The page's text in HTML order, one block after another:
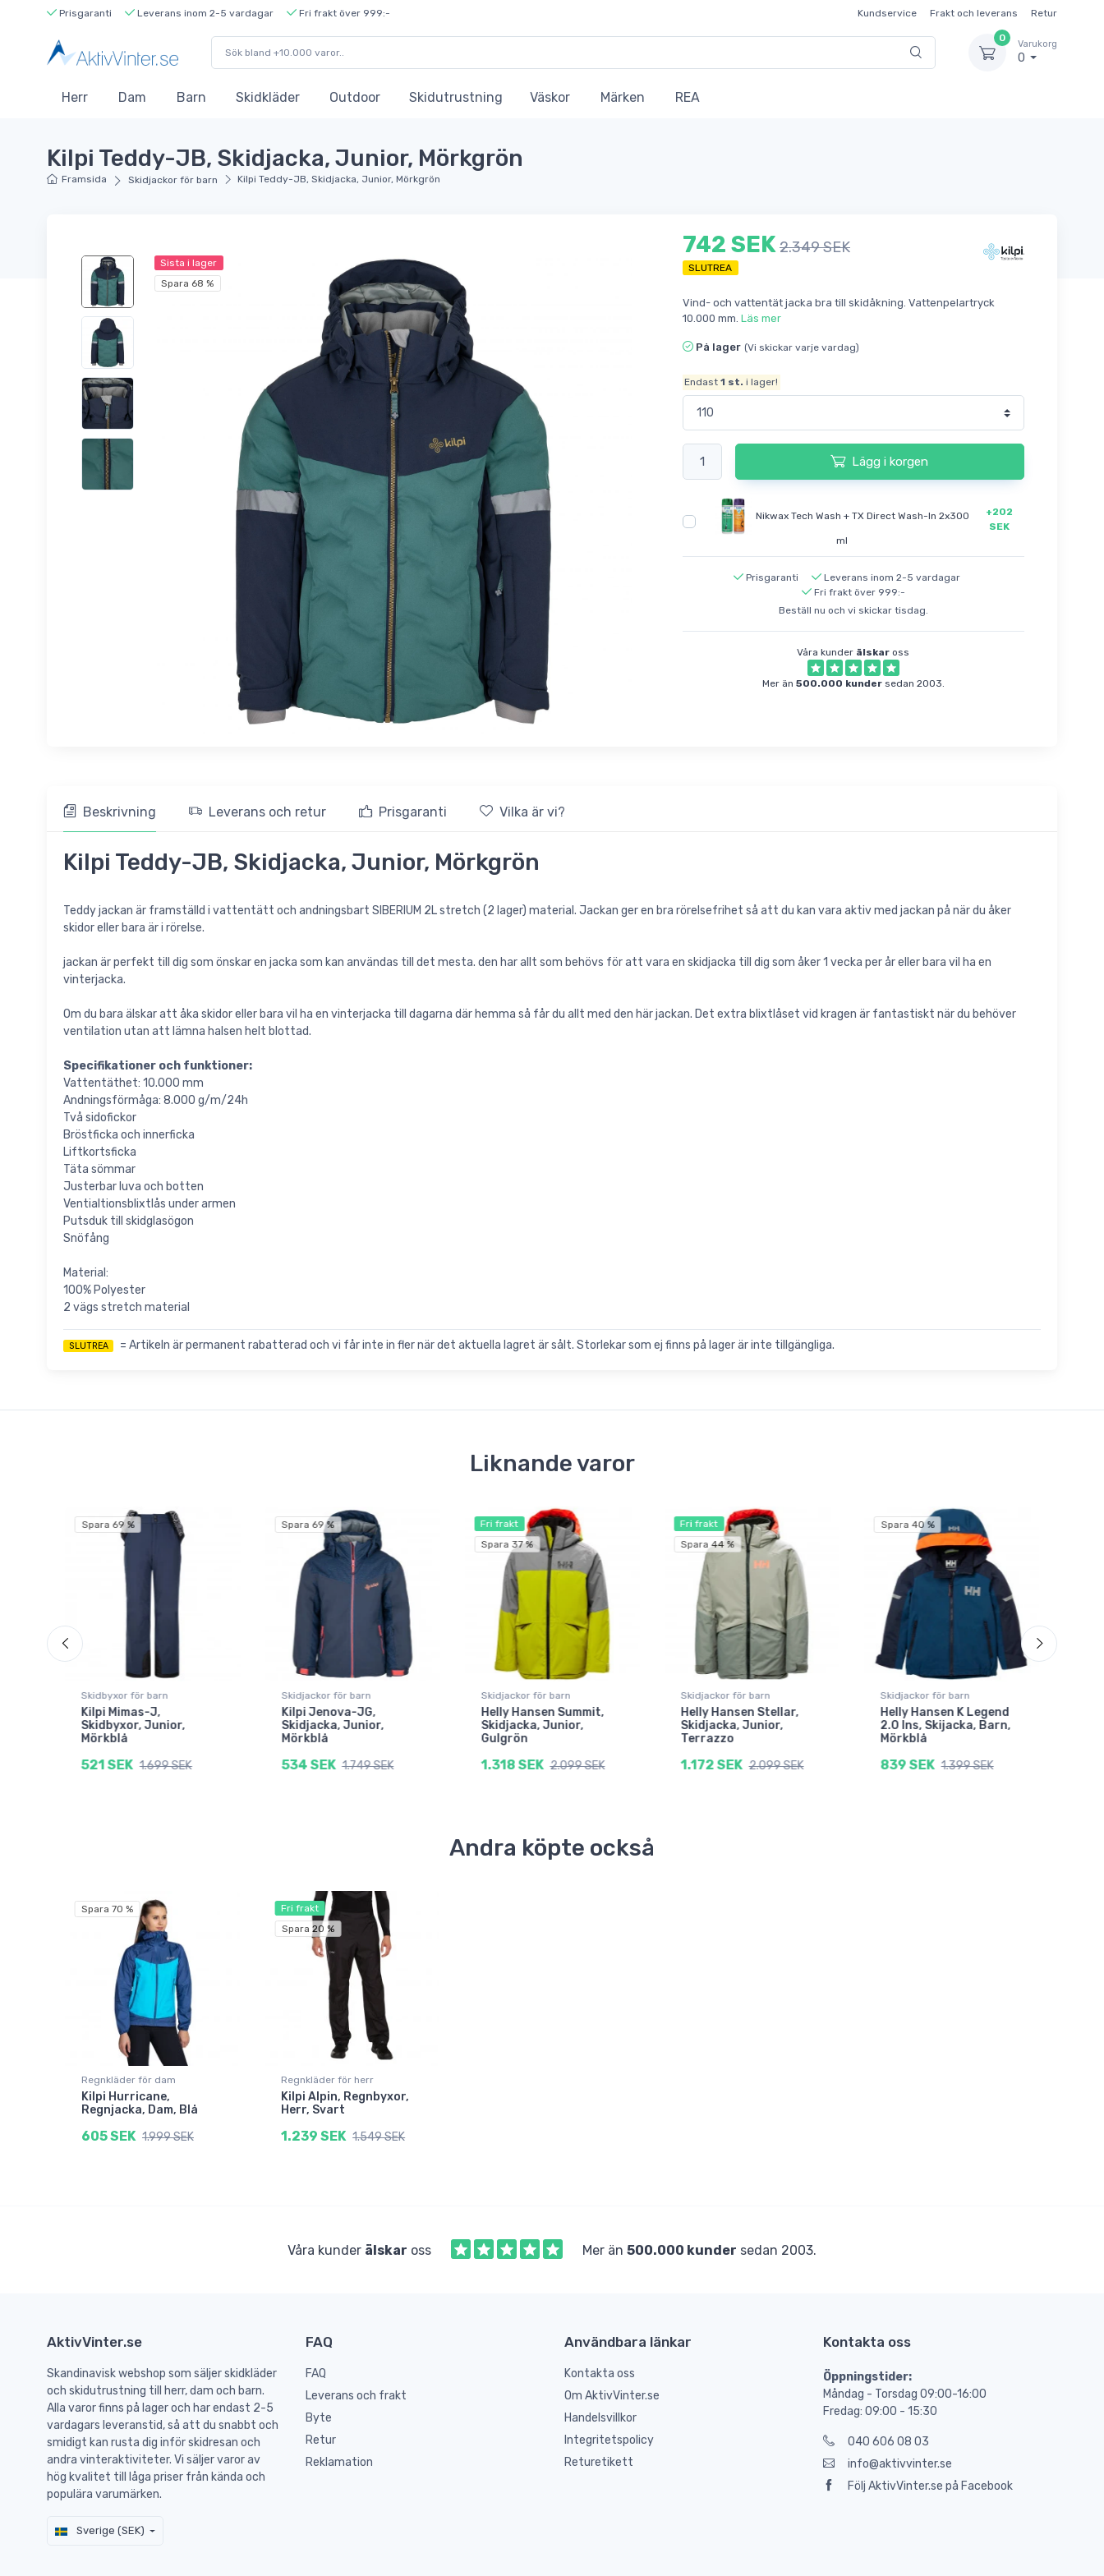
Prisgaranti Leverans inom 2-5 vardagar Fri frakt över 999:- Kundservice Frakt och leverans Retur
0
Varukorg
0
Herr Dam Barn Skidkläder Outdoor Skidutrustning Väskor Märken REA
Kilpi Teddy-JB, Skidjacka, Junior, Mörkgrön
Framsida Skidjackor för barn Kilpi Teddy-JB, Skidjacka, Junior, Mörkgrön
Sista i lager
Spara 68 %
742 SEK 2.349 SEK
SLUTREA
Vind- och vattentät jacka bra till skidåkning. Vattenpelartryck
10.000 mm. Läs mer
På lager (Vi skickar varje vardag)
Endast1 st. i lager!
Lägg i korgen
Nikwax Tech Wash + TX Direct Wash-In 2x300
ml
+202
SEK
Prisgaranti
Leverans inom 2-5 vardagar
Fri frakt över 999:-
Beställ nu och vi skickar tisdag.
Våra kunder älskar oss
Mer än 500.000 kundersedan 2003.
Beskrivning Leverans och retur Prisgaranti Vilka är vi?
Kilpi Teddy-JB, Skidjacka, Junior, Mörkgrön
Teddy jackan är framställd i vattentätt och andningsbart SIBERIUM 2L stretch (2 lager) material. Jackan ger en bra rörelsefrihet så att du kan vara aktiv med jackan på när du åker
skidor eller bara är i rörelse.
jackan är perfekt till dig som önskar en jacka som kan användas till det mesta. den har allt som behövs för att vara en skidjacka till dig som åker 1 vecka per år eller bara vil ha en
vinterjacka.
Om du bara älskar att åka skidor eller bara vil ha en vinterjacka till dagarna där hemma så får du allt med den här jackan. Det extra blixtlåset vid kragen är fantastiskt när du behöver
ventilation utan att lämna halsen helt blottad.
Specifikationer och funktioner:
Vattentäthet: 10.000 mm
Andningsförmåga: 8.000 g/m/24h
Två sidofickor
Bröstficka och innerficka
Liftkortsficka
Täta sömmar
Justerbar luva och botten
Ventialtionsblixtlås under armen
Putsduk till skidglasögon
Snöfång
Material:
100% Polyester
2 vägs stretch material
SLUTREA = Artikeln är permanent rabatterad och vi får inte in fler när det aktuella lagret är sålt. Storlekar som ej finns på lager är inte tillgängliga.
Liknande varor
Spara 69 %
Skidbyxor för barn
Kilpi Mimas-J,
Skidbyxor, Junior,
Mörkblå
521 SEK 1.699 SEK
Spara 69 %
Skidjackor för barn
Kilpi Jenova-JG,
Skidjacka, Junior,
Mörkblå
534 SEK 1.749 SEK
Fri frakt
Spara 37 %
Skidjackor för barn
Helly Hansen Summit,
Skidjacka, Junior,
Gulgrön
1.318 SEK 2.099 SEK
Fri frakt
Spara 44 %
Skidjackor för barn
Helly Hansen Stellar,
Skidjacka, Junior,
Terrazzo
1.172 SEK 2.099 SEK
Spara 40 %
Skidjackor för barn
Helly Hansen K Legend
2.0 Ins, Skijacka, Barn,
Mörkblå
839 SEK 1.399 SEK
Andra köpte också
Spara 70 %
Regnkläder för dam
Kilpi Hurricane,
Regnjacka, Dam, Blå
605 SEK 1.999 SEK
Fri frakt
Spara 20 %
Regnkläder för herr
Kilpi Alpin, Regnbyxor,
Herr, Svart
1.239 SEK 1.549 SEK
Våra kunder älskar oss Mer än 500.000 kunder sedan 2003.
AktivVinter.se
Skandinavisk webshop som säljer skidkläder
och skidutrustning till herr, dam och barn.
Alla varor finns på lager och har endast 2-5
vardagars leveranstid, så att du snabbt och
smidigt kan rusta dig inför skidresan och
andra vinteraktiviteter. Vi säljer varor av
hög kvalitet till låga priser från kända och
populära varumärken.
Sverige (SEK)
FAQ
FAQ
Leverans och frakt
Byte
Retur
Reklamation
Användbara länkar
Kontakta oss
Om AktivVinter.se
Handelsvillkor
Integritetspolicy
Returetikett
Kontakta oss
Öppningstider:
Måndag - Torsdag 09:00-16:00
Fredag: 09:00 - 15:30
040 606 08 03
info@aktivvinter.se
Följ AktivVinter.se på Facebook